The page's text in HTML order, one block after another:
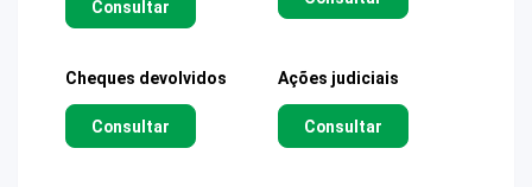
Consultar
Cheques devolvidos
Consultar
Ações judiciais
Consultar